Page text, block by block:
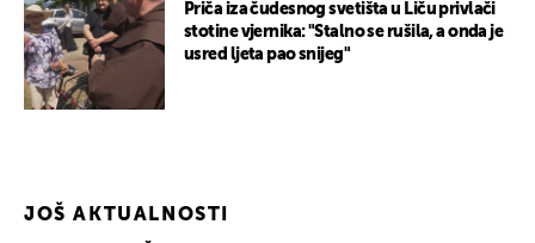
Priča iza čudesnog svetišta u Liču privlači
stotine vjernika: "Stalno se rušila, a onda je
usred ljeta pao snijeg"
JOŠ AKTUALNOSTI